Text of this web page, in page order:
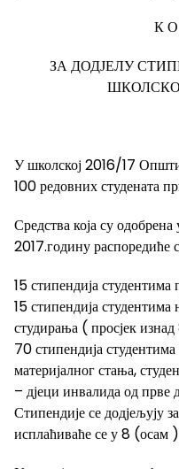
К
ЗА ДОДЈЕЛУ
У школској 2016/17
100 редовних студената
Средства која су
2017.годину распоредиће
15 стипендија студентима
15 стипендија студентима
студирања ( просјек
70 стипендија
материјалног стања,
– дјеци инвалида од прве
Стипендије се додјељују
исплаћиваће се у 8 (осам )